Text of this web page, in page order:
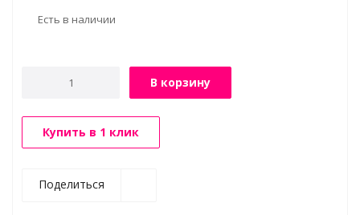
Есть в наличии
В корзину
Купить в 1 клик
Поделиться